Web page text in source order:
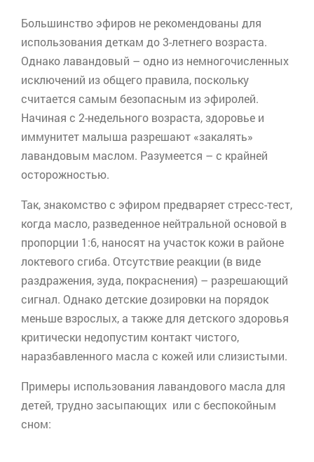
Большинство эфиров не рекомендованы для
использования деткам до 3-летнего возраста.
Однако лавандовый – одно из немногочисленных
исключений из общего правила, поскольку
считается самым безопасным из эфиролей.
Начиная с 2-недельного возраста, здоровье и
иммунитет малыша разрешают «закалять»
лавандовым маслом. Разумеется – с крайней
осторожностью.
Так, знакомство с эфиром предваряет стресс-тест,
когда масло, разведенное нейтральной основой в
пропорции 1:6, наносят на участок кожи в районе
локтевого сгиба. Отсутствие реакции (в виде
раздражения, зуда, покраснения) – разрешающий
сигнал. Однако детские дозировки на порядок
меньше взрослых, а также для детского здоровья
критически недопустим контакт чистого,
наразбавленного масла с кожей или слизистыми.
Примеры использования лавандового масла для
детей, трудно засыпающих или с беспокойным
сном: